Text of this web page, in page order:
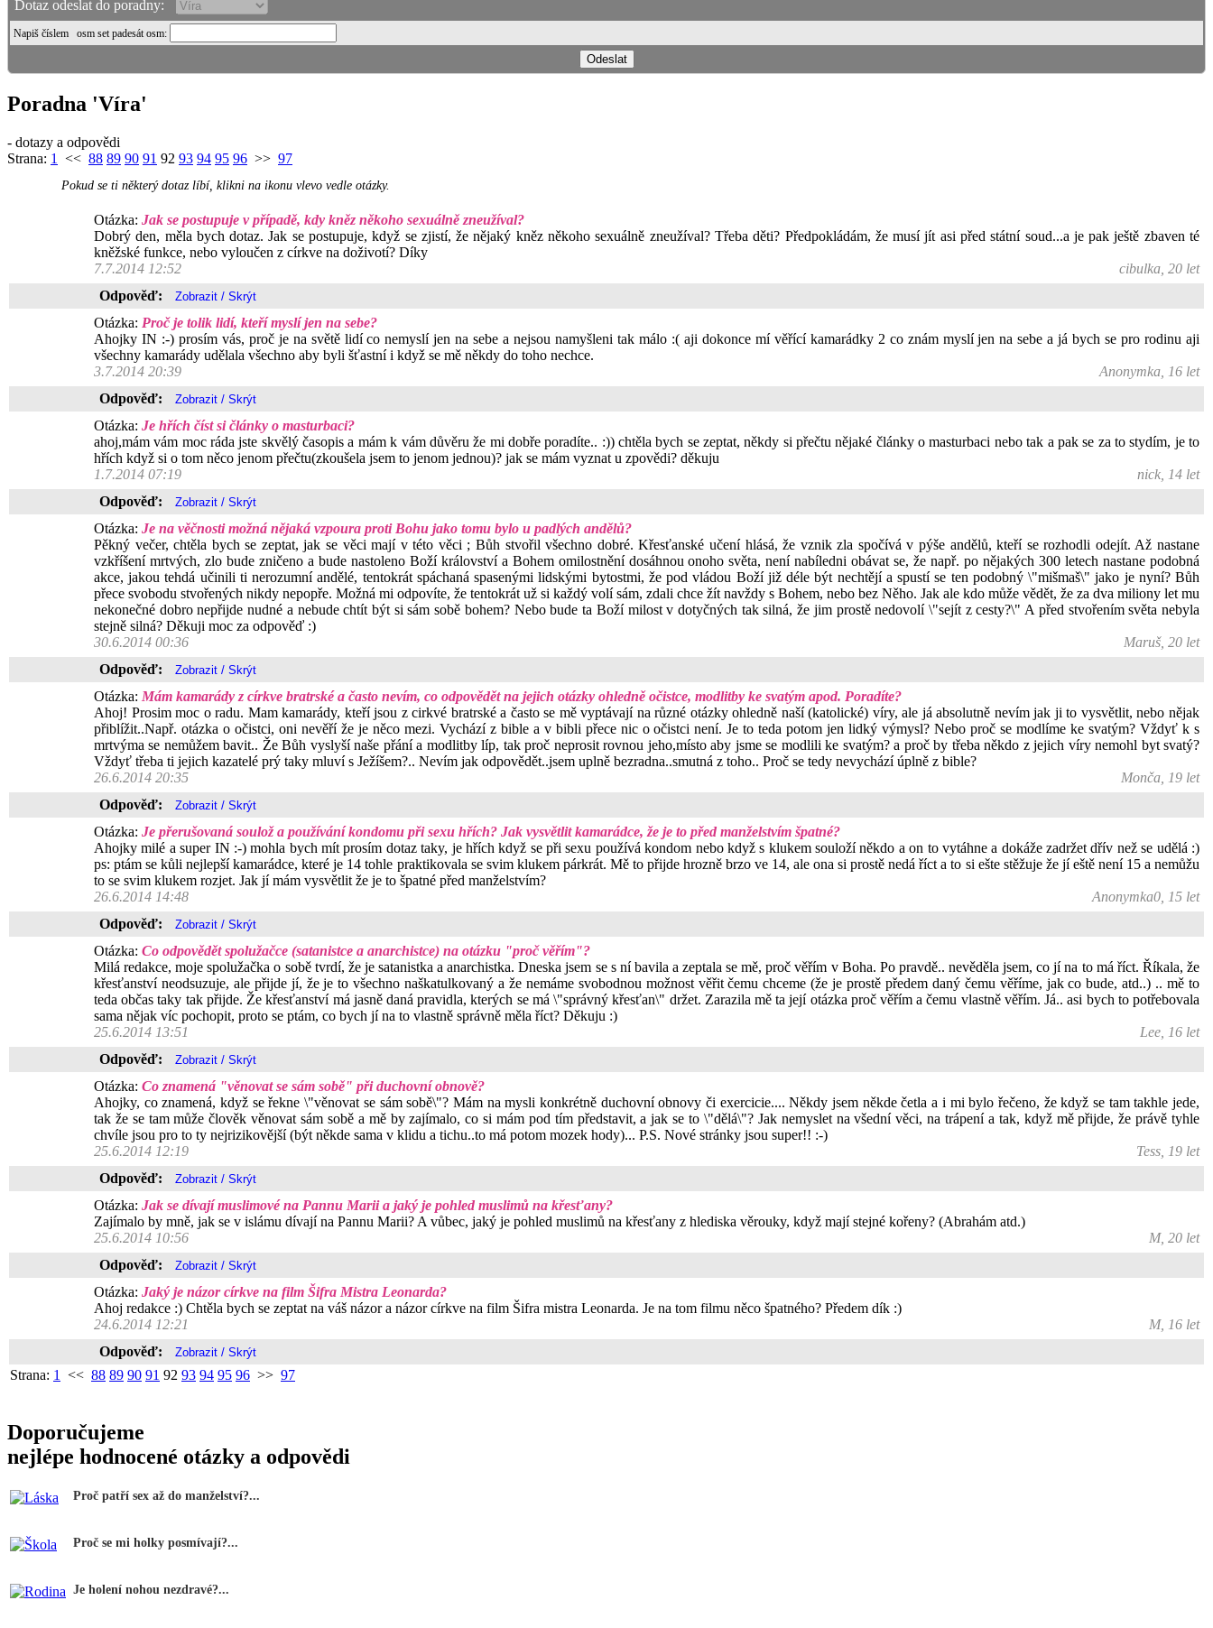
Dotaz odeslat do poradny:
Napiš číslem osm set padesát osm:
Poradna 'Víra'
- dotazy a odpovědi
Strana: 1 << 88 89 90 91 92 93 94 95 96 >> 97
Pokud se ti některý dotaz líbí, klikni na ikonu vlevo vedle otázky.
Otázka: Jak se postupuje v případě, kdy kněz někoho sexuálně zneužíval?
Dobrý den, měla bych dotaz. Jak se postupuje, když se zjistí, že nějaký kněz někoho sexuálně zneužíval? Třeba děti? Předpokládám, že musí jít asi před státní soud...a je pak ještě zbaven té
kněžské funkce, nebo vyloučen z církve na doživotí? Díky
7.7.2014 12:52
cibulka, 20 let
Odpověď:
Otázka: Proč je tolik lidí, kteří myslí jen na sebe?
Ahojky IN :-) prosím vás, proč je na světě lidí co nemyslí jen na sebe a nejsou namyšleni tak málo :( aji dokonce mí věřící kamarádky 2 co znám myslí jen na sebe a já bych se pro rodinu aji
všechny kamarády udělala všechno aby byli šťastní i když se mě někdy do toho nechce.
3.7.2014 20:39
Anonymka, 16 let
Odpověď:
Otázka: Je hřích číst si články o masturbaci?
ahoj,mám vám moc ráda jste skvělý časopis a mám k vám důvěru že mi dobře poradíte.. :)) chtěla bych se zeptat, někdy si přečtu nějaké články o masturbaci nebo tak a pak se za to stydím, je to
hřích když si o tom něco jenom přečtu(zkoušela jsem to jenom jednou)? jak se mám vyznat u zpovědi? děkuju
1.7.2014 07:19
nick, 14 let
Odpověď:
Otázka: Je na věčnosti možná nějaká vzpoura proti Bohu jako tomu bylo u padlých andělů?
Pěkný večer, chtěla bych se zeptat, jak se věci mají v této věci ; Bůh stvořil všechno dobré. Křesťanské učení hlásá, že vznik zla spočívá v pýše andělů, kteří se rozhodli odejít. Až nastane
vzkříšení mrtvých, zlo bude zničeno a bude nastoleno Boží království a Bohem omilostnění dosáhnou onoho světa, není nabíledni obávat se, že např. po nějakých 300 letech nastane podobná
akce, jakou tehdá učinili ti nerozumní andělé, tentokrát spáchaná spasenými lidskými bytostmi, že pod vládou Boží již déle být nechtějí a spustí se ten podobný \"mišmaš\" jako je nyní? Bůh
přece svobodu stvořených nikdy nepopře. Možná mi odpovíte, že tentokrát už si každý volí sám, zdali chce žít navždy s Bohem, nebo bez Něho. Jak ale kdo může vědět, že za dva miliony let mu
nekonečné dobro nepřijde nudné a nebude chtít být si sám sobě bohem? Nebo bude ta Boží milost v dotyčných tak silná, že jim prostě nedovolí \"sejít z cesty?\" A před stvořením světa nebyla
stejně silná? Děkuji moc za odpověď :)
30.6.2014 00:36
Maruš, 20 let
Odpověď:
Otázka: Mám kamarády z církve bratrské a často nevím, co odpovědět na jejich otázky ohledně očistce, modlitby ke svatým apod. Poradíte?
Ahoj! Prosim moc o radu. Mam kamarády, kteří jsou z cirkvé bratrské a často se mě vyptávají na různé otázky ohledně naší (katolické) víry, ale já absolutně nevím jak ji to vysvětlit, nebo nějak
přiblížit..Např. otázka o očistci, oni nevěří že je něco mezi. Vychází z bible a v bibli přece nic o očistci není. Je to teda potom jen lidký výmysl? Nebo proč se modlíme ke svatým? Vždyť k s
mrtvýma se nemůžem bavit.. Že Bůh vyslyší naše přání a modlitby líp, tak proč neprosit rovnou jeho,místo aby jsme se modlili ke svatým? a proč by třeba někdo z jejich víry nemohl byt svatý?
Vždyť třeba ti jejich kazatelé prý taky mluví s Ježíšem?.. Nevím jak odpovědět..jsem uplně bezradna..smutná z toho.. Proč se tedy nevychází úplně z bible?
26.6.2014 20:35
Monča, 19 let
Odpověď:
Otázka: Je přerušovaná soulož a používání kondomu při sexu hřích? Jak vysvětlit kamarádce, že je to před manželstvím špatné?
Ahojky milé a super IN :-) mohla bych mít prosím dotaz taky, je hřích když se při sexu používá kondom nebo když s klukem souloží někdo a on to vytáhne a dokáže zadržet dřív než se udělá :)
ps: ptám se kůli nejlepší kamarádce, které je 14 tohle praktikovala se svim klukem párkrát. Mě to přijde hrozně brzo ve 14, ale ona si prostě nedá říct a to si ešte stěžuje že jí eště není 15 a nemůžu
to se svim klukem rozjet. Jak jí mám vysvětlit že je to špatné před manželstvím?
26.6.2014 14:48
Anonymka0, 15 let
Odpověď:
Otázka: Co odpovědět spolužačce (satanistce a anarchistce) na otázku "proč věřím"?
Milá redakce, moje spolužačka o sobě tvrdí, že je satanistka a anarchistka. Dneska jsem se s ní bavila a zeptala se mě, proč věřím v Boha. Po pravdě.. nevěděla jsem, co jí na to má říct. Říkala, že
křesťanství neodsuzuje, ale přijde jí, že je to všechno naškatulkovaný a že nemáme svobodnou možnost věřit čemu chceme (že je prostě předem daný čemu věříme, jak co bude, atd..) .. mě to
teda občas taky tak přijde. Že křesťanství má jasně daná pravidla, kterých se má \"správný křesťan\" držet. Zarazila mě ta její otázka proč věřím a čemu vlastně věřím. Já.. asi bych to potřebovala
sama nějak víc pochopit, proto se ptám, co bych jí na to vlastně správně měla říct? Děkuju :)
25.6.2014 13:51
Lee, 16 let
Odpověď:
Otázka: Co znamená "věnovat se sám sobě" při duchovní obnově?
Ahojky, co znamená, když se řekne \"věnovat se sám sobě\"? Mám na mysli konkrétně duchovní obnovy či exercicie.... Někdy jsem někde četla a i mi bylo řečeno, že když se tam takhle jede,
tak že se tam může člověk věnovat sám sobě a mě by zajímalo, co si mám pod tím představit, a jak se to \"dělá\"? Jak nemyslet na všední věci, na trápení a tak, když mě přijde, že právě tyhle
chvíle jsou pro to ty nejrizikovější (být někde sama v klidu a tichu..to má potom mozek hody)... P.S. Nové stránky jsou super!! :-)
25.6.2014 12:19
Tess, 19 let
Odpověď:
Otázka: Jak se dívají muslimové na Pannu Marii a jaký je pohled muslimů na křesťany?
Zajímalo by mně, jak se v islámu dívají na Pannu Marii? A vůbec, jaký je pohled muslimů na křesťany z hlediska věrouky, když mají stejné kořeny? (Abrahám atd.)
25.6.2014 10:56
M, 20 let
Odpověď:
Otázka: Jaký je názor církve na film Šifra Mistra Leonarda?
Ahoj redakce :) Chtěla bych se zeptat na váš názor a názor církve na film Šifra mistra Leonarda. Je na tom filmu něco špatného? Předem dík :)
24.6.2014 12:21
M, 16 let
Odpověď:
Strana: 1 << 88 89 90 91 92 93 94 95 96 >> 97
Doporučujeme
nejlépe hodnocené otázky a odpovědi
Proč patří sex až do manželství?...
Proč se mi holky posmívají?...
Je holení nohou nezdravé?...